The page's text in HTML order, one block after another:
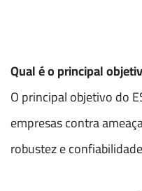
Qual é o principal
O principal objetivo do
empresas contra
robustez e